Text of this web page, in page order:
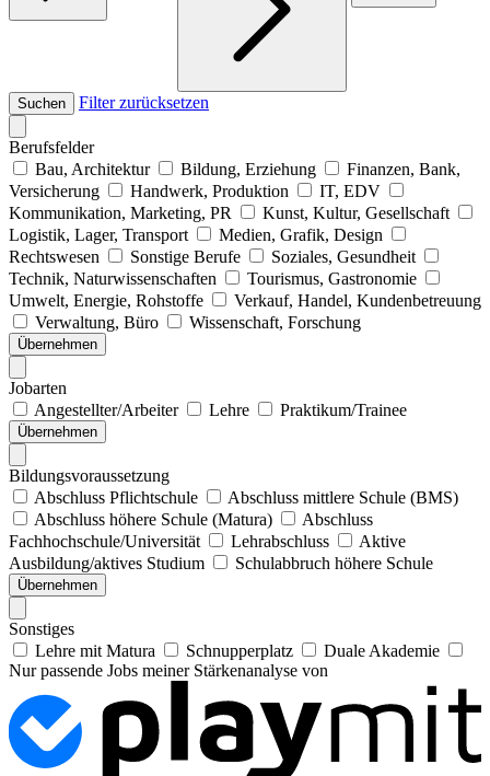
Suchen Filter zurücksetzen
Berufsfelder
Bau, Architektur
Bildung, Erziehung
Finanzen, Bank,
Versicherung
Handwerk, Produktion
IT, EDV
Kommunikation, Marketing, PR
Kunst, Kultur, Gesellschaft
Logistik, Lager, Transport
Medien, Grafik, Design
Rechtswesen
Sonstige Berufe
Soziales, Gesundheit
Technik, Naturwissenschaften
Tourismus, Gastronomie
Umwelt, Energie, Rohstoffe
Verkauf, Handel, Kundenbetreuung
Verwaltung, Büro
Wissenschaft, Forschung
Übernehmen
Jobarten
Angestellter/Arbeiter
Lehre Praktikum/Trainee
Übernehmen
Bildungsvoraussetzung
Abschluss Pflichtschule
Abschluss mittlere Schule (BMS)
Abschluss höhere Schule (Matura)
Abschluss
Fachhochschule/Universität
Lehrabschluss
Aktive
Ausbildung/aktives Studium
Schulabbruch höhere Schule
Übernehmen
Sonstiges
Lehre mit Matura
Schnupperplatz
Duale Akademie
Nur passende Jobs meiner Stärkenanalyse von